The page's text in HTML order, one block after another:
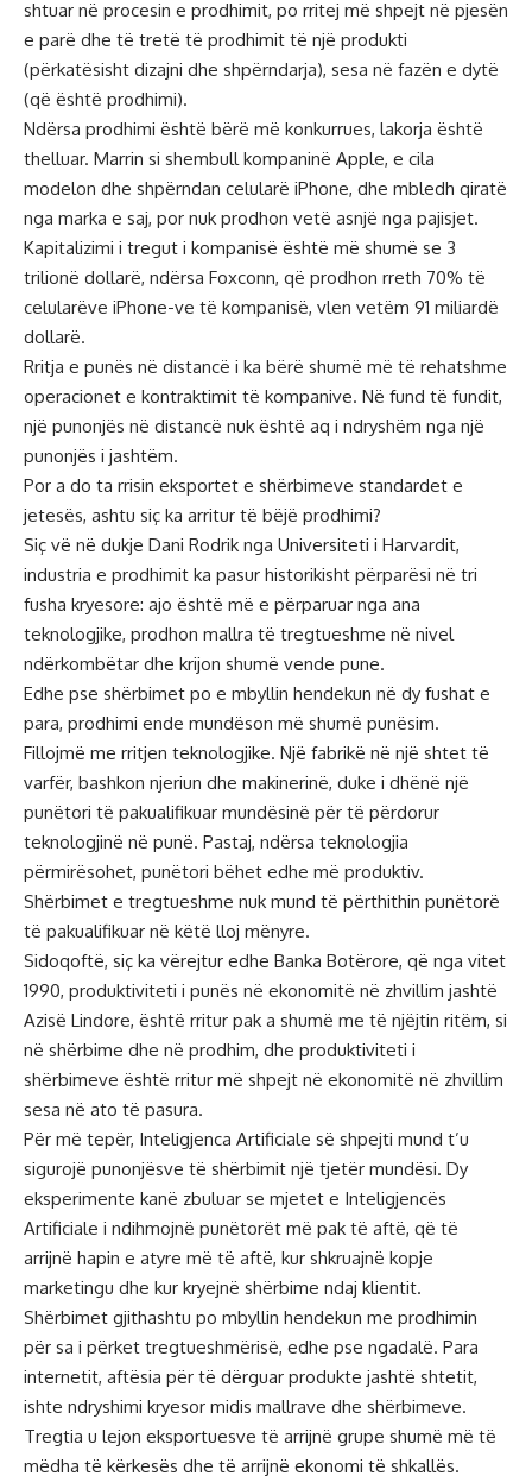
shtuar në procesin e prodhimit, po rritej më shpejt në pjesën
e parë dhe të tretë të prodhimit të një produkti
(përkatësisht dizajni dhe shpërndarja), sesa në fazën e dytë
(që është prodhimi).
Ndërsa prodhimi është bërë më konkurrues, lakorja është
thelluar. Marrin si shembull kompaninë Apple, e cila
modelon dhe shpërndan celularë iPhone, dhe mbledh qiratë
nga marka e saj, por nuk prodhon vetë asnjë nga pajisjet.
Kapitalizimi i tregut i kompanisë është më shumë se 3
trilionë dollarë, ndërsa Foxconn, që prodhon rreth 70% të
celularëve iPhone-ve të kompanisë, vlen vetëm 91 miliardë
dollarë.
Rritja e punës në distancë i ka bërë shumë më të rehatshme
operacionet e kontraktimit të kompanive. Në fund të fundit,
një punonjës në distancë nuk është aq i ndryshëm nga një
punonjës i jashtëm.
Por a do ta rrisin eksportet e shërbimeve standardet e
jetesës, ashtu siç ka arritur të bëjë prodhimi?
Siç vë në dukje Dani Rodrik nga Universiteti i Harvardit,
industria e prodhimit ka pasur historikisht përparësi në tri
fusha kryesore: ajo është më e përparuar nga ana
teknologjike, prodhon mallra të tregtueshme në nivel
ndërkombëtar dhe krijon shumë vende pune.
Edhe pse shërbimet po e mbyllin hendekun në dy fushat e
para, prodhimi ende mundëson më shumë punësim.
Fillojmë me rritjen teknologjike. Një fabrikë në një shtet të
varfër, bashkon njeriun dhe makinerinë, duke i dhënë një
punëtori të pakualifikuar mundësinë për të përdorur
teknologjinë në punë. Pastaj, ndërsa teknologjia
përmirësohet, punëtori bëhet edhe më produktiv.
Shërbimet e tregtueshme nuk mund të përthithin punëtorë
të pakualifikuar në këtë lloj mënyre.
Sidoqoftë, siç ka vërejtur edhe Banka Botërore, që nga vitet
1990, produktiviteti i punës në ekonomitë në zhvillim jashtë
Azisë Lindore, është rritur pak a shumë me të njëjtin ritëm, si
në shërbime dhe në prodhim, dhe produktiviteti i
shërbimeve është rritur më shpejt në ekonomitë në zhvillim
sesa në ato të pasura.
Për më tepër, Inteligjenca Artificiale së shpejti mund t’u
sigurojë punonjësve të shërbimit një tjetër mundësi. Dy
eksperimente kanë zbuluar se mjetet e Inteligjencës
Artificiale i ndihmojnë punëtorët më pak të aftë, që të
arrijnë hapin e atyre më të aftë, kur shkruajnë kopje
marketingu dhe kur kryejnë shërbime ndaj klientit.
Shërbimet gjithashtu po mbyllin hendekun me prodhimin
për sa i përket tregtueshmërisë, edhe pse ngadalë. Para
internetit, aftësia për të dërguar produkte jashtë shtetit,
ishte ndryshimi kryesor midis mallrave dhe shërbimeve.
Tregtia u lejon eksportuesve të arrijnë grupe shumë më të
mëdha të kërkesës dhe të arrijnë ekonomi të shkallës.